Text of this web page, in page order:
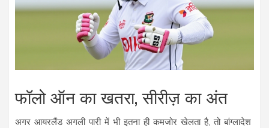
फॉलो ऑन का खतरा, सीरीज़ का अंत
अगर आयरलैंड अगली पारी में भी इतना ही कमजोर खेलता है, तो बांग्लादेश